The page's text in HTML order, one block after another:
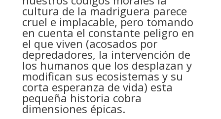
cultura de la madriguera parece
cruel e implacable, pero tomando
en cuenta el constante peligro en
el que viven (acosados por
depredadores, la intervención de
los humanos que los desplazan y
modifican sus ecosistemas y su
corta esperanza de vida) esta
pequeña historia cobra
dimensiones épicas.